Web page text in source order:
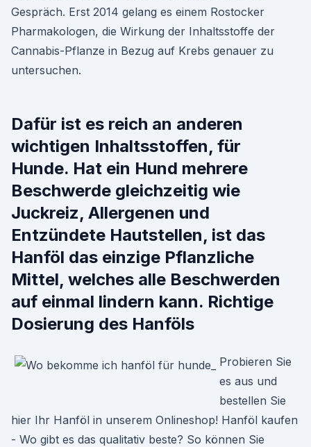
Gespräch. Erst 2014 gelang es einem Rostocker
Pharmakologen, die Wirkung der Inhaltsstoffe der
Cannabis-Pflanze in Bezug auf Krebs genauer zu
untersuchen.
Dafür ist es reich an anderen
wichtigen Inhaltsstoffen, für
Hunde. Hat ein Hund mehrere
Beschwerde gleichzeitig wie
Juckreiz, Allergenen und
Entzündete Hautstellen, ist das
Hanföl das einzige Pflanzliche
Mittel, welches alle Beschwerden
auf einmal lindern kann. Richtige
Dosierung des Hanföls
Probieren Sie
es aus und
bestellen Sie
hier Ihr Hanföl in unserem Onlineshop! Hanföl kaufen
- Wo gibt es das qualitativ beste? So können Sie